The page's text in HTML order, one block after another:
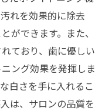
れを効果的に除去
ができます。また、
ており、歯に優しい
ング効果を発揮しま
白さを手に入れるこ
は、サロンの品質を